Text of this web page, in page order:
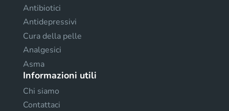
Antibiotici
Antidepressivi
Cura della pelle
Analgesici
Asma
Informazioni utili
Chi siamo
Contattaci